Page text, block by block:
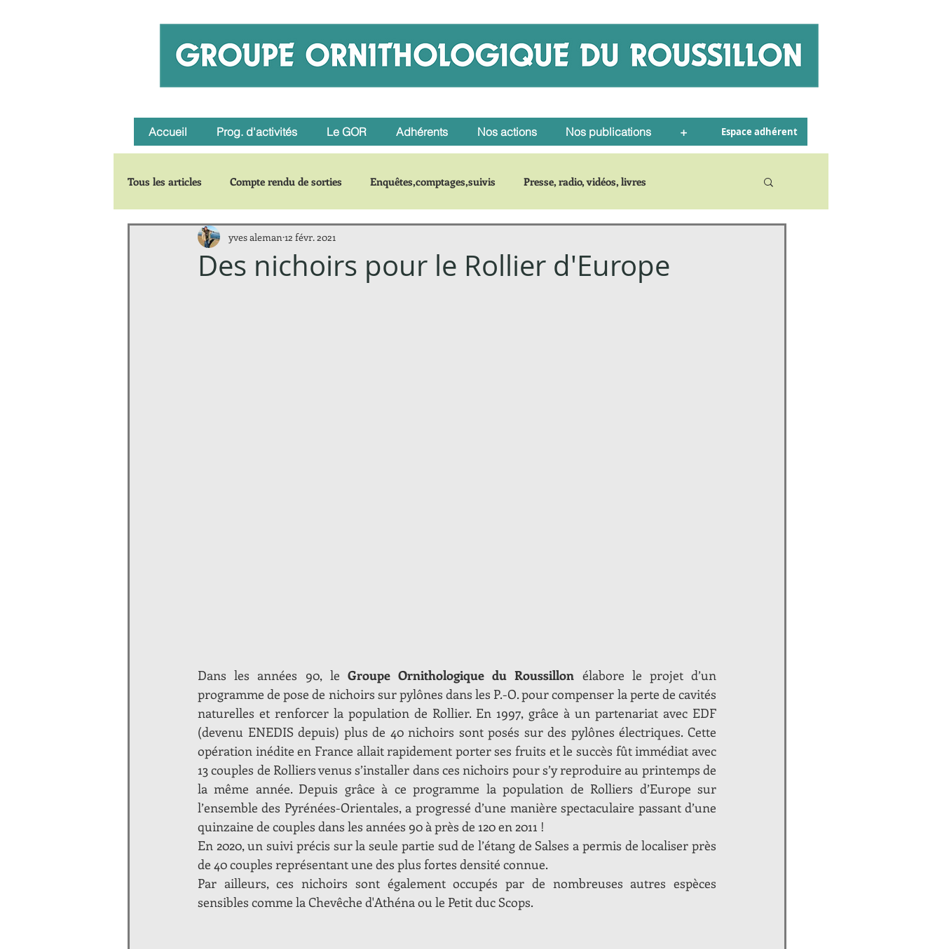
Accueil Prog. d'activités Le GOR Adhérents Nos actions Nos publications + Espace adhérent
Tous les articles Compte rendu de sorties Enquêtes,comptages,suivis Presse, radio, vidéos, livres
Carnets de voyages Zoom sur une espèce
Des nichoirs pour le Rollier d'Europe
yves aleman 12 févr. 2021
Dans les années 90, le Groupe Ornithologique du Roussillon élabore le projet d’un
programme de pose de nichoirs sur pylônes dans les P.-O. pour compenser la perte de cavités
naturelles et renforcer la population de Rollier. En 1997, grâce à un partenariat avec EDF
(devenu ENEDIS depuis) plus de 40 nichoirs sont posés sur des pylônes électriques. Cette
opération inédite en France allait rapidement porter ses fruits et le succès fût immédiat avec
13 couples de Rolliers venus s’installer dans ces nichoirs pour s’y reproduire au printemps de
la même année. Depuis grâce à ce programme la population de Rolliers d’Europe sur
l’ensemble des Pyrénées-Orientales, a progressé d’une manière spectaculaire passant d’une
quinzaine de couples dans les années 90 à près de 120 en 2011 !
En 2020, un suivi précis sur la seule partie sud de l’étang de Salses a permis de localiser près
de 40 couples représentant une des plus fortes densité connue.
Par ailleurs, ces nichoirs sont également occupés par de nombreuses autres espèces
sensibles comme la Chevêche d'Athéna ou le Petit duc Scops.